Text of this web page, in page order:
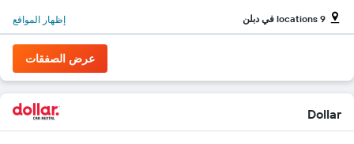
9 locations في دبلن إظهار المواقع
عرض الصفقات
Dollar